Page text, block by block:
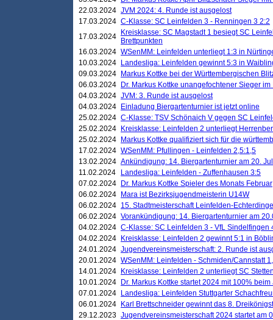
22.03.2024 JVM 2024: 4. Runde ist ausgelost
17.03.2024 C-Klasse: SC Leinfelden 3 - Renningen 3 2:2
17.03.2024
Kreisklasse: SC Magstadt 1 besiegt SC
Brettpunkten
16.03.2024 WSenMM: Leinfelden unterliegt 1:3 in
10.03.2024
Landesliga: Leinfelden gewinnt 5:3 in
09.03.2024
Markus Kottke bei der Württembergischen
06.03.2024
Dr. Markus Kottke unangefochtener Sieger
04.03.2024 JVM: 3. Runde ist ausgelost
04.03.2024
Einladung Biergartenturnier ist jetzt online
25.02.2024 C-Klasse: TSV Schönaich V gegen SC
25.02.2024
Kreisklasse: Leinfelden 2 unterliegt
25.02.2024
Markus Kottke qualifiziert sich für die
17.02.2024 WSenMM: Pfullingen - Leinfelden 2,5:1,5
13.02.2024 Ankündigung: 14. Biergartenturnier am 20.
11.02.2024
Landesliga: Leinfelden - Zuffenhausen 3:5
07.02.2024
Dr. Markus Kottke Spieler des Monats Februar
06.02.2024
Mara ist Bezirksjugendmeisterin U14W
06.02.2024 15. Stadtmeisterschaft Leinfelden-
06.02.2024 Vorankündigung: 14. Biergartenturnier am
04.02.2024 C-Klasse: SC Leinfelden 3 - VfL Sindelfingen
04.02.2024
Kreisklasse: Leinfelden 2 gewinnt 5:1 in
24.01.2024 Jugendvereinsmeisterschaft: 2. Runde ist
20.01.2024 WSenMM: Leinfelden - Schmiden/Cannstatt
14.01.2024
Kreisklasse: Leinfelden 2 unterliegt SC
10.01.2024
Dr. Markus Kottke startet 2024 mit 100%
07.01.2024
Landesliga: Leinfelden Stuttgarter
06.01.2024
Karl Brettschneider gewinnt das 8.
29.12.2023 Jugendvereinsmeisterschaft 2024 startet am